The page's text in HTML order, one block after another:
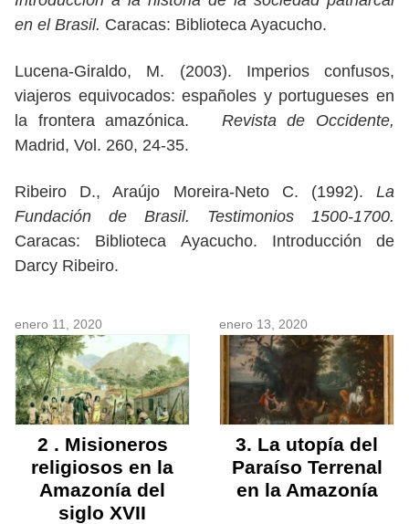
en el Brasil. Caracas: Biblioteca Ayacucho.
Lucena-Giraldo, M. (2003). Imperios confusos,
viajeros equivocados: españoles y portugueses en
la frontera amazónica.
Revista de Occidente,
Madrid, Vol. 260, 24-35.
Ribeiro D., Araújo Moreira-Neto C. (1992). La
Fundación de Brasil. Testimonios 1500-1700.
Caracas: Biblioteca Ayacucho. Introducción de
Darcy Ribeiro.
enero 11, 2020
2 . Misioneros
religiosos en la
Amazonía del
siglo XVII
enero 13, 2020
3. La utopía del
Paraíso Terrenal
en la Amazonía